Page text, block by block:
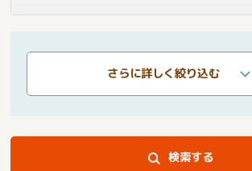
さらに詳しく絞り込む
検索する